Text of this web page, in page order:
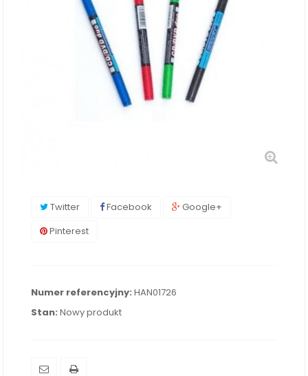
Twitter Facebook
Google+
Pinterest
Numer referencyjny: HAN01726
Stan: Nowy produkt